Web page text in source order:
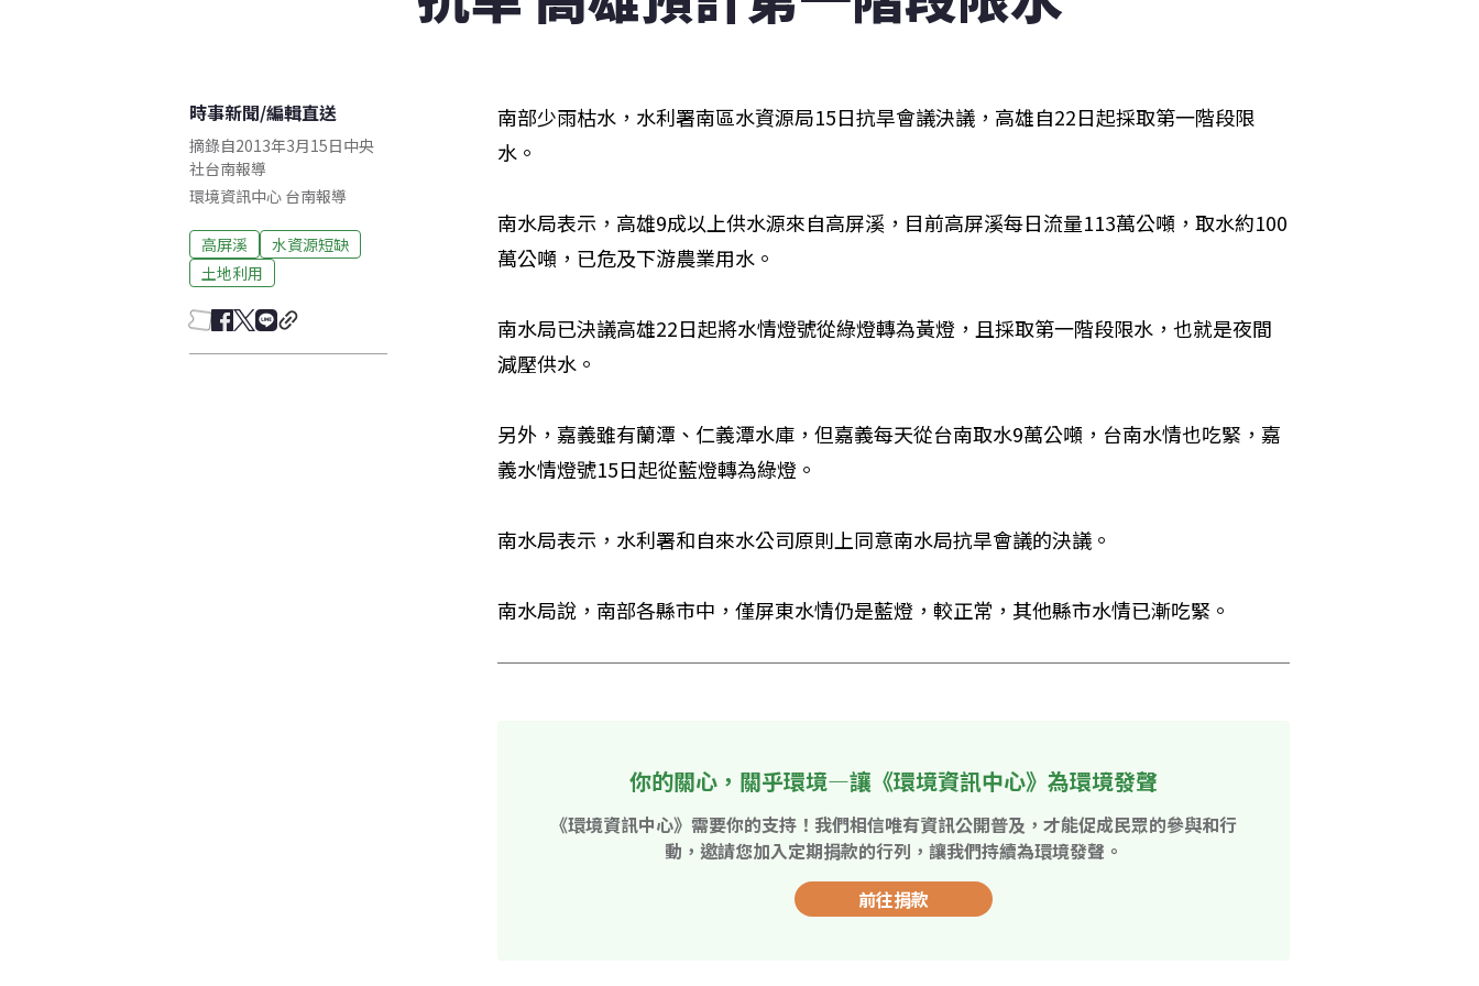
時事新聞/編輯直送
摘錄自2013年3月15日中央
社台南報導
環境資訊中心 台南報導
高屏溪
水資源短缺
土地利用
南部少雨枯水，水利署南區水資源局15日抗旱會議決議，高雄自22日起採取第一階段限
水。
南水局表示，高雄9成以上供水源來自高屏溪，目前高屏溪每日流量113萬公噸，取水約100
萬公噸，已危及下游農業用水。
南水局已決議高雄22日起將水情燈號從綠燈轉為黃燈，且採取第一階段限水，也就是夜間
減壓供水。
另外，嘉義雖有蘭潭、仁義潭水庫，但嘉義每天從台南取水9萬公噸，台南水情也吃緊，嘉
義水情燈號15日起從藍燈轉為綠燈。
南水局表示，水利署和自來水公司原則上同意南水局抗旱會議的決議。
南水局說，南部各縣市中，僅屏東水情仍是藍燈，較正常，其他縣市水情已漸吃緊。
你的關心，關乎環境—讓《環境資訊中心》為環境發聲
《環境資訊中心》需要你的支持！我們相信唯有資訊公開普及，才能促成民眾的參與和行
動，邀請您加入定期捐款的行列，讓我們持續為環境發聲。
前往捐款